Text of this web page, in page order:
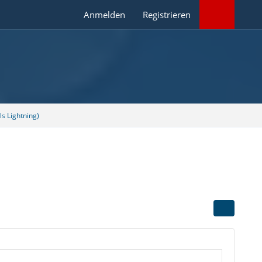
Anmelden Registrieren
Lightning)